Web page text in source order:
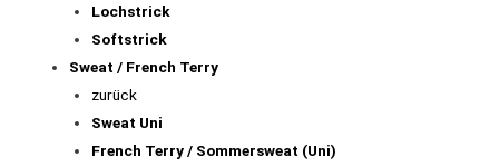
Lochstrick
Softstrick
Sweat / French Terry
zurück
Sweat Uni
French Terry / Sommersweat (Uni)